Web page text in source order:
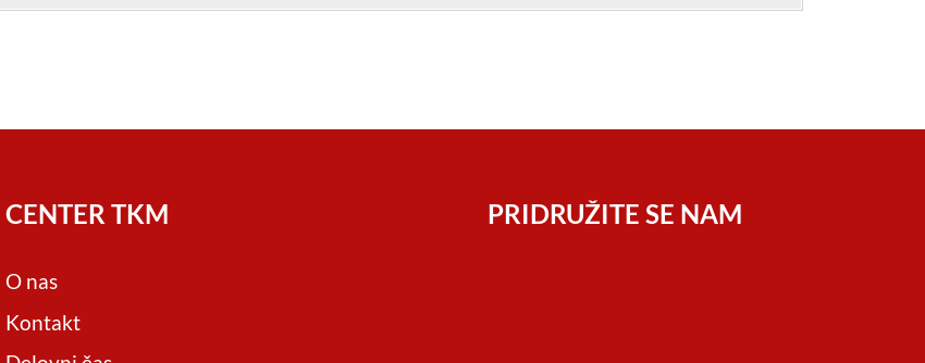
CENTER TKM
O nas
Kontakt
PRIDRUŽITE SE NAM